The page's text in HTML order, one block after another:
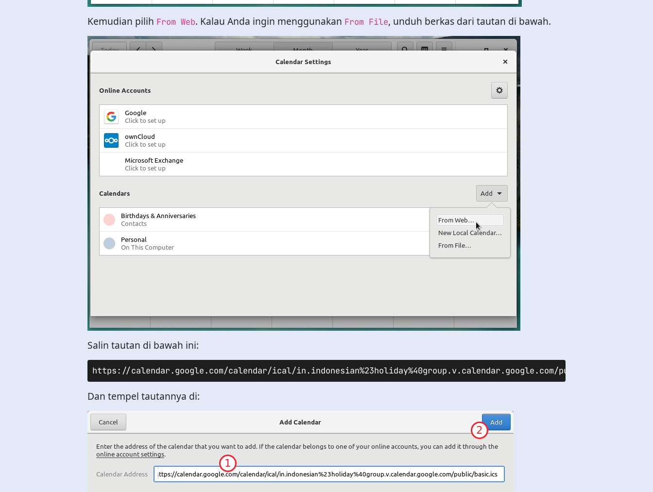
Kemudian pilih From Web. Kalau Anda ingin menggunakan From File, unduh berkas dari tautan di bawah.
Salin tautan di bawah ini:
https://calendar.google.com/calendar/ical/in.indonesian%23holiday%40group.v.calendar.google.com/public/basic.ics
Dan tempel tautannya di: